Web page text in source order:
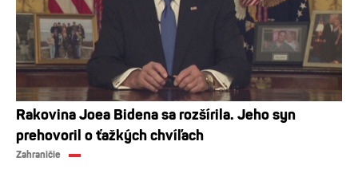
Rakovina Joea Bidena sa rozšírila. Jeho syn
prehovoril o ťažkých chvíľach
Zahraničie